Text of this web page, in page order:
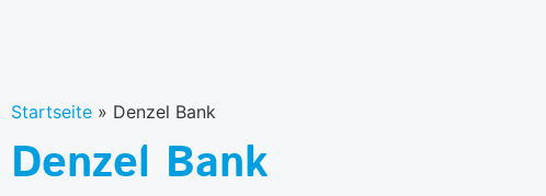
Startseite » Denzel Bank
Denzel Bank